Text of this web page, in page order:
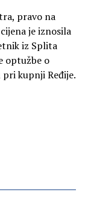
pravo na
je iznosila
iz Splita
optužbe o
kupnji Ređije.